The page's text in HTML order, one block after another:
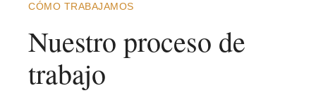
CÓMO TRABAJAMOS
Nuestro proceso de
trabajo